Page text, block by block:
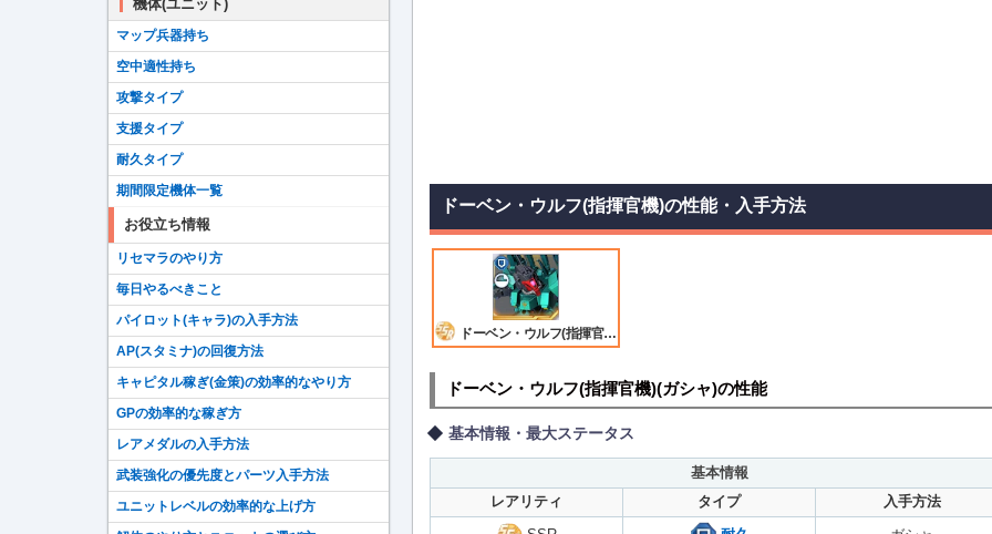
ドーベン・ウルフ(指揮官機)の性能・入手方法
ドーベン・ウルフ(指揮官機)
ドーベン・ウルフ(指揮官機)(ガシャ)の性能
基本情報・最大ステータス
基本情報
レアリティ タイプ 入手方法
機体(ユニット)
マップ兵器持ち
空中適性持ち
攻撃タイプ
支援タイプ
耐久タイプ
期間限定機体一覧
お役立ち情報
リセマラのやり方
毎日やるべきこと
パイロット(キャラ)の入手方法
AP(スタミナ)の回復方法
キャピタル稼ぎ(金策)の効率的なやり方
GPの効率的な稼ぎ方
レアメダルの入手方法
武装強化の優先度とパーツ入手方法
ユニットレベルの効率的な上げ方